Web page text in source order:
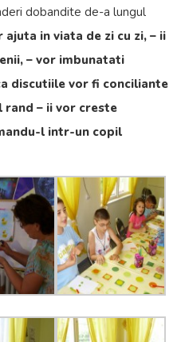
dobandite de-a lungul
ajuta in viata de zi cu zi, – ii
– vor imbunatati
discutiile vor fi conciliante
rand – ii vor creste
l intr-un copil